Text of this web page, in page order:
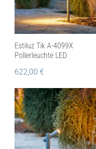
Estiluz Tik A-4099X
Pollerleuchte LED
622,00 €